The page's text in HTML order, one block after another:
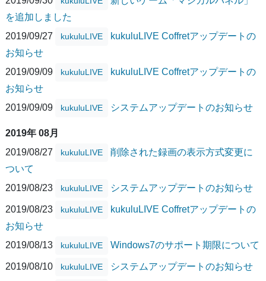
を追加しました
2019/09/27
kukuluLIVE
kukuluLIVE Coffretアップデートの
お知らせ
2019/09/09
kukuluLIVE
kukuluLIVE Coffretアップデートの
お知らせ
2019/09/09
kukuluLIVE システムアップデートのお知らせ
2019年 08月
2019/08/27
kukuluLIVE
削除された録画の表示方式変更に
ついて
2019/08/23
kukuluLIVE システムアップデートのお知らせ
2019/08/23 kukuluLIVE
kukuluLIVE Coffretアップデートの
お知らせ
2019/08/13
kukuluLIVE Windows7のサポート期限について
2019/08/10 kukuluLIVE システムアップデートのお知らせ